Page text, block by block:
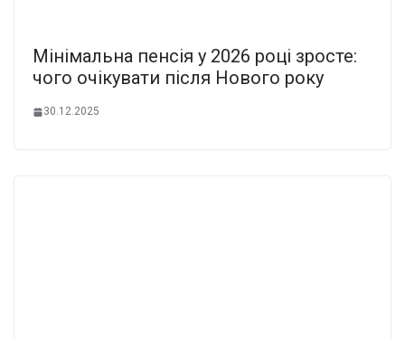
Мінімальна пенсія у 2026 році зросте:
чого очікувати після Нового року
30.12.2025